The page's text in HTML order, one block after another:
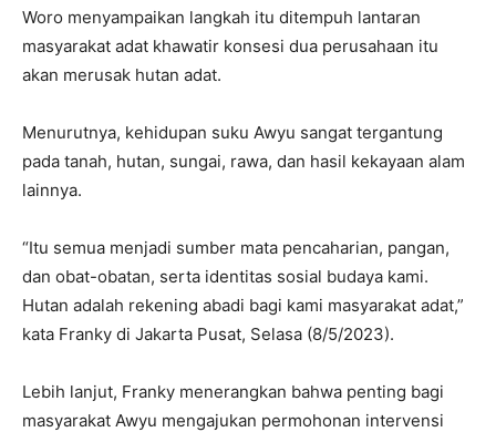
Woro menyampaikan langkah itu ditempuh lantaran
masyarakat adat khawatir konsesi dua perusahaan itu
akan merusak hutan adat.
Menurutnya, kehidupan suku Awyu sangat tergantung
pada tanah, hutan, sungai, rawa, dan hasil kekayaan alam
lainnya.
“Itu semua menjadi sumber mata pencaharian, pangan,
dan obat-obatan, serta identitas sosial budaya kami.
Hutan adalah rekening abadi bagi kami masyarakat adat,”
kata Franky di Jakarta Pusat, Selasa (8/5/2023).
Lebih lanjut, Franky menerangkan bahwa penting bagi
masyarakat Awyu mengajukan permohonan intervensi